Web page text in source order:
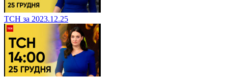
ТСН за 2023.12.25